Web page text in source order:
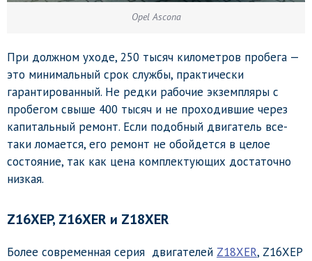
Opel Ascona
При должном уходе, 250 тысяч километров пробега —
это минимальный срок службы, практически
гарантированный. Не редки рабочие экземпляры с
пробегом свыше 400 тысяч и не проходившие через
капитальный ремонт. Если подобный двигатель все-
таки ломается, его ремонт не обойдется в целое
состояние, так как цена комплектующих достаточно
низкая.
Z16XEP, Z16XER и Z18XER
Более современная серия двигателей Z18XER, Z16XEP